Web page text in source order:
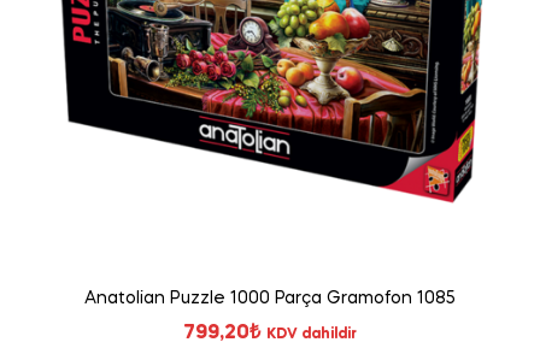
Anatolian Puzzle 1000 Parça Gramofon 1085
799,20₺ KDV dahildir